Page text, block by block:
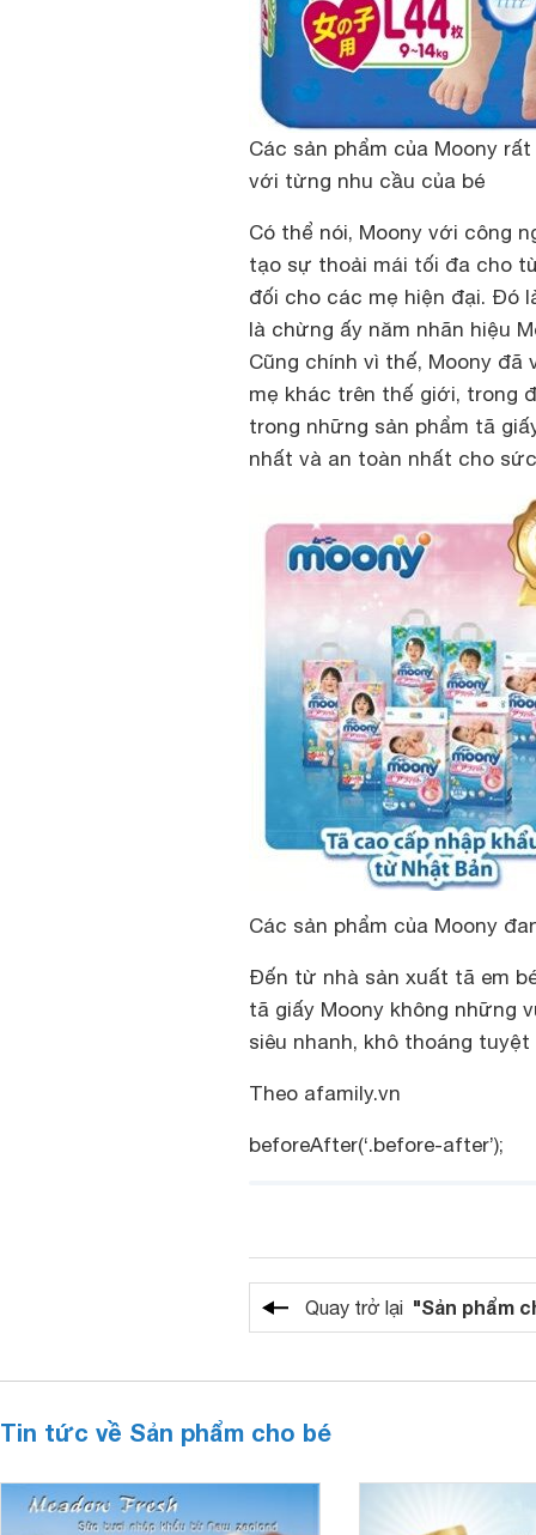
Các sản phẩm của Moony
với từng nhu cầu của bé
Có thể nói, Moony với công
tạo sự thoải mái tối đa cho
đối cho các mẹ hiện đại. Đó
là chừng ấy năm nhãn hiệu
Cũng chính vì thế, Moony
mẹ khác trên thế giới, trong
trong những sản phẩm tã
nhất và an toàn nhất cho
Các sản phẩm của Moony
Đến từ nhà sản xuất tã em
tã giấy Moony không những
siêu nhanh, khô thoáng
Theo afamily.vn
beforeAfter(‘.before-after’);
Quay trở lại "Sản phẩm
Tin tức về Sản phẩm cho bé